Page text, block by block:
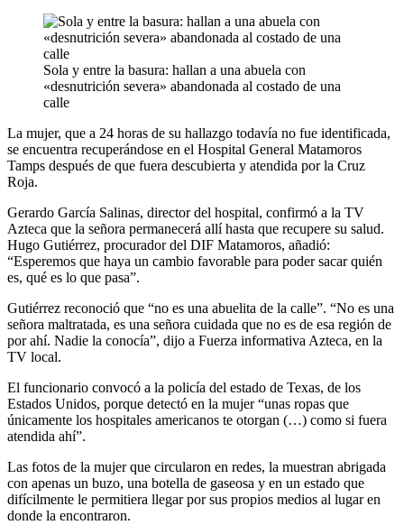
Sola y entre la basura: hallan a una abuela con
«desnutrición severa» abandonada al costado de una
calle
La mujer, que a 24 horas de su hallazgo todavía no fue identificada,
se encuentra recuperándose en el Hospital General Matamoros
Tamps después de que fuera descubierta y atendida por la Cruz
Roja.
Gerardo García Salinas, director del hospital, confirmó a la TV
Azteca que la señora permanecerá allí hasta que recupere su salud.
Hugo Gutiérrez, procurador del DIF Matamoros, añadió:
“Esperemos que haya un cambio favorable para poder sacar quién
es, qué es lo que pasa”.
Gutiérrez reconoció que “no es una abuelita de la calle”. “No es una
señora maltratada, es una señora cuidada que no es de esa región de
por ahí. Nadie la conocía”, dijo a Fuerza informativa Azteca, en la
TV local.
El funcionario convocó a la policía del estado de Texas, de los
Estados Unidos, porque detectó en la mujer “unas ropas que
únicamente los hospitales americanos te otorgan (…) como si fuera
atendida ahí”.
Las fotos de la mujer que circularon en redes, la muestran abrigada
con apenas un buzo, una botella de gaseosa y en un estado que
difícilmente le permitiera llegar por sus propios medios al lugar en
donde la encontraron.